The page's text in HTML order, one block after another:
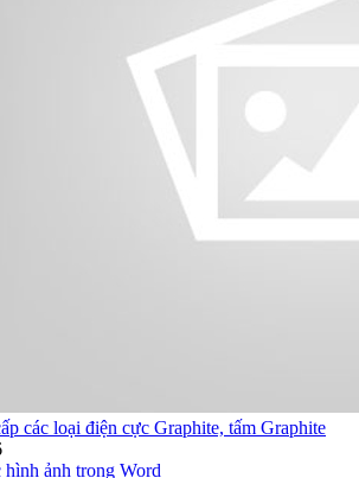
các loại điện cực Graphite, tấm Graphite